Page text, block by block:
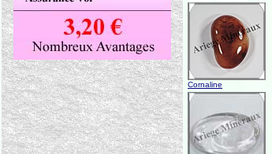
Cornaline